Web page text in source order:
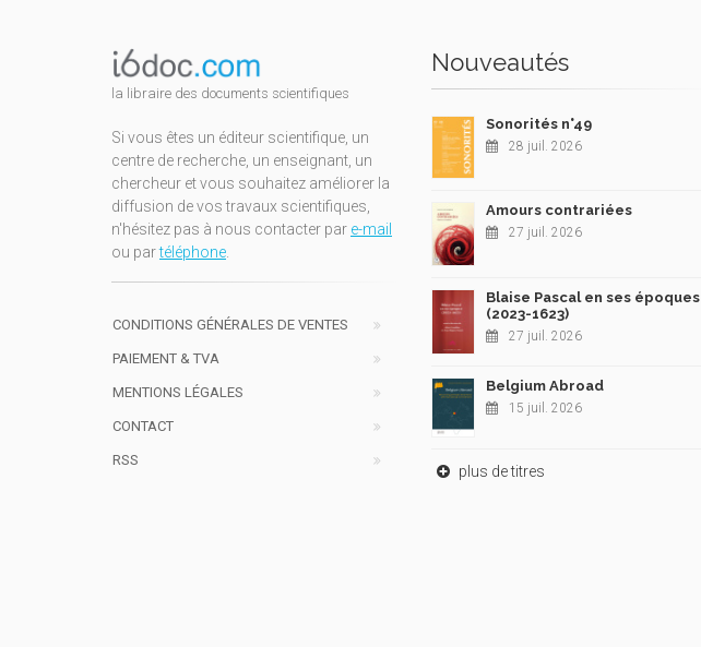
la libraire des documents scientifiques
Si vous êtes un éditeur scientifique, un
centre de recherche, un enseignant, un
chercheur et vous souhaitez améliorer la
diffusion de vos travaux scientifiques,
n'hésitez pas à nous contacter par e-mail
ou partéléphone.
CONDITIONS GÉNÉRALES DE VENTES
PAIEMENT & TVA
MENTIONS LÉGALES
CONTACT
RSS
Nouveautés
Sonorités n°49
28 juil. 2026
Amours contrariées
27 juil. 2026
Blaise Pascal en ses époques
(2023-1623)
27 juil. 2026
Belgium Abroad
15 juil. 2026
plus de titres